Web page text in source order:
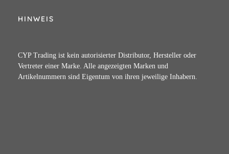
HINWEIS
CYP Trading ist kein autorisierter Distributor, Hersteller oder
Vertreter einer Marke. Alle angezeigten Marken und
Artikelnummern sind Eigentum von ihren jeweilige Inhabern.